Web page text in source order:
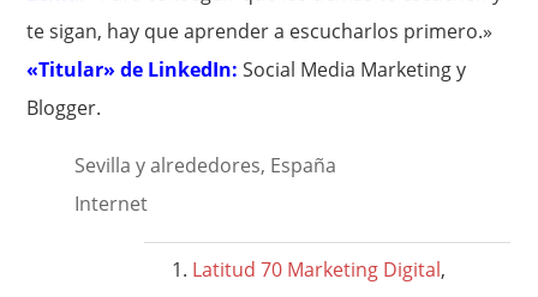
te sigan, hay que aprender a escucharlos primero.»
«Titular» de LinkedIn:Social Media Marketing y
Blogger.
Sevilla y alrededores, España
Internet
Latitud 70 Marketing Digital,